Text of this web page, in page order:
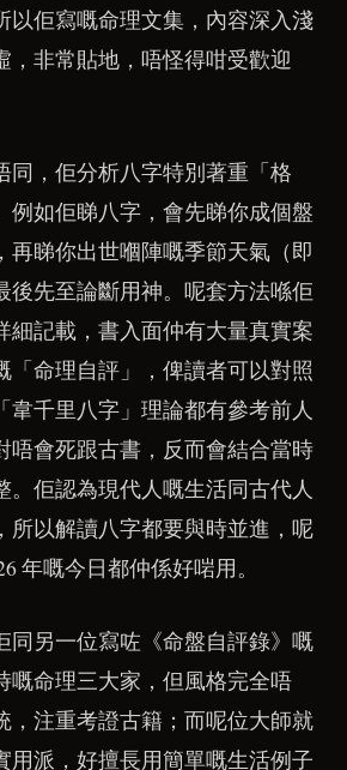
以佢寫嘅命理文集，內容深入淺
，非常貼地，唔怪得咁受歡迎
同，佢分析八字特別著重「格
例如佢睇八字，會先睇你成個盤
再睇你出世嗰陣嘅季節天氣（即
後先至論斷用神。呢套方法喺佢
細記載，書入面仲有大量真實案
「命理自評」，俾讀者可以對照
韋千里八字」理論都有參考前人
唔會死跟古書，反而會結合當時
。佢認為現代人嘅生活同古代人
所以解讀八字都要與時並進，呢
年嘅今日都仲係好啱用。
同另一位寫咗《命盤自評錄》嘅
嘅命理三大家，但風格完全唔
，注重考證古籍；而呢位大師就
用派，好擅長用簡單嘅生活例子